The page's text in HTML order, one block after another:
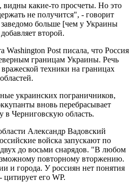
какие-то просчеты. Но это
не получится", - говорит
больше [чем у Украины
второй.
Washington Post писала, что Россия
границам Украины. Речь
техники на границах
украинских пограничников,
вновь перебрасывает
в Черниговскую область.
Александр Вадовский
войска запускают по
до восьми снарядов. "В любом
повторному вторжению.
и города. У россиян нет понятия
цитирует его WP.